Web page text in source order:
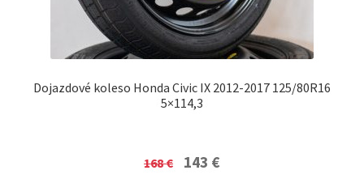
Dojazdové koleso Honda Civic IX 2012-2017 125/80R16
5×114,3
168€
Original
143 €Current